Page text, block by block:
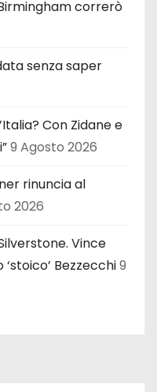
correrò
senza saper
Con Zidane e
9 Agosto 2026
rinuncia al
2026
Vince
Bezzecchi9